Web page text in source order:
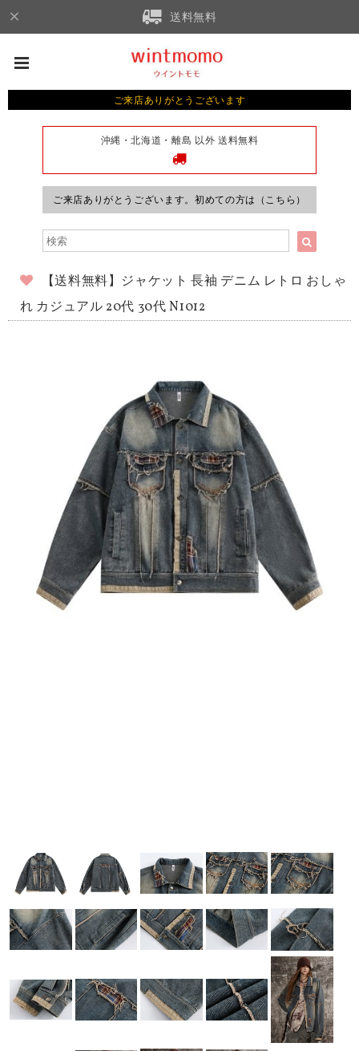
送料無料
ご来店ありがとうございます
沖縄・北海道・離島 以外 送料無料
ご来店ありがとうございます。初めての方は（こちら）
【送料無料】ジャケット 長袖 デニム レトロ おしゃ
れ カジュアル 20代 30代 N1012